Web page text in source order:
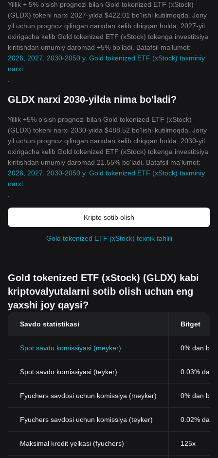
Yillik + 5% o'sish prognozi bilan Gold tokenized ETF (xStock)
(GLDX) tokeni narxi 2027-yilda $422.01 bo'lishi kutilmoqda. Joriy
yil uchun prognoz qilingan narxdan kelib chiqqan holda, 2027-yil
oxirigacha kelib Gold tokenized ETF (xStock) tokenga investitsiya
kiritishdan umumiy daromad +5% bo'ladi. Batafsil ma'lumot:
2026, 2027, 2030-2050 y. Gold tokenized ETF (xStock) taxminiy
narxi
GLDX narxi 2030-yilda nima bo'ladi?
Yillik +5% o'sish prognozi bilan Gold tokenized ETF (xStock)
(GLDX) tokeni narxi 2030-yilda $488.52 bo'lishi kutilmoqda. Joriy
yil uchun prognoz qilingan narxdan kelib chiqqan holda, 2030-yil
oxirigacha kelib Gold tokenized ETF (xStock) tokenga investitsiya
kiritishdan umumiy daromad 21.55% bo'ladi. Batafsil ma'lumot:
2026, 2027, 2030-2050 y. Gold tokenized ETF (xStock) taxminiy
narxi
Kripto sotib olish
Gold tokenized ETF (xStock) texnik tahlili
Gold tokenized ETF (xStock) (GLDX) kabi
kriptovalyutalarni sotib olish uchun eng
yaxshi joy qaysi?
Savdo statistikasi Bitget
Spot savdo komissiyasi (meyker) 0% dan
Spot savdo komissiyasi (teyker) 0.03% dan
Fyuchers savdosi uchun komissiya (meyker) 0% dan
Fyuchers savdosi uchun komissiya (teyker) 0.02% dan
Maksimal kredit yelkasi (fyuchers) 125x